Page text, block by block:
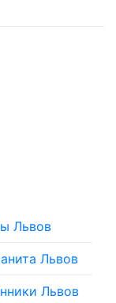
Львов
Львов
Львов